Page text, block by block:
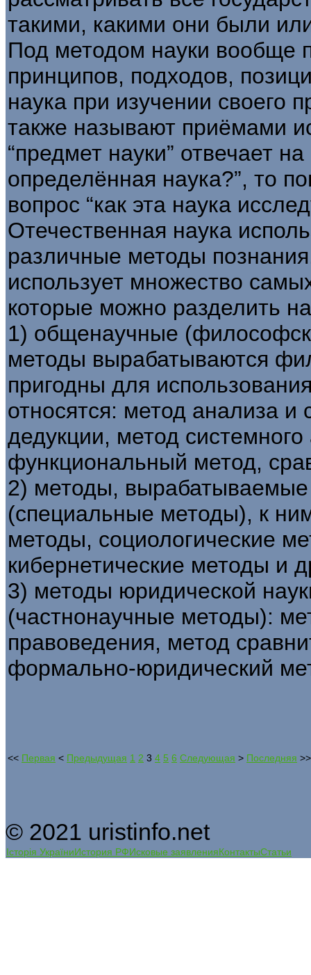
такими, какими они были
Под методом науки вообще
принципов, подходов,
наука при изучении своего
также называют приёмами
“предмет науки” отвечает
определённая наука?”, то
вопрос “как эта наука
Отечественная наука
различные методы
использует множество
которые можно разделить
1) общенаучные
методы вырабатываются
пригодны для
относятся: метод анализа и
дедукции, метод
функциональный метод,
2) методы,
(специальные методы), к
методы, социологические
кибернетические методы и
3) методы юридической
(частнонаучные методы):
правоведения, метод
формально-юридический
<< Первая < Предыдущая 1 2 3 4 5 6 Следующая > Последняя >>
© 2021 uristinfo.net
Історія УкраїниИстория РФИсковые заявленияКонтактыСтатьи